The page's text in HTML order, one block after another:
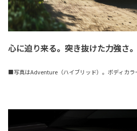
心に迫り来る。突き抜けた力強さ。
■写真はAdventure（ハイブリッド）。ボディカラ